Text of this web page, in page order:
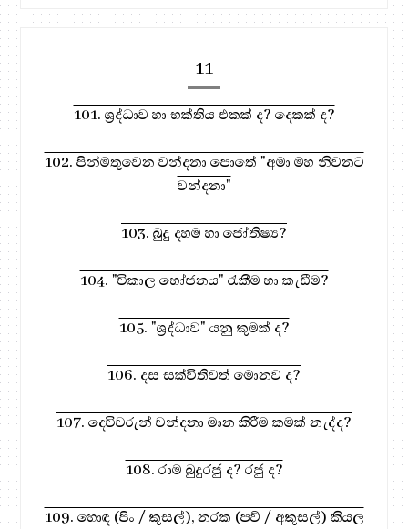
11
101. ශ්‍රද්ධාව හා භක්තිය එකක් ද? දෙකක් ද?
102. පින්මතුවෙන වන්දනා පොතේ "අමා මහ නිවනට
වන්දනා"
103. බුදු දහම හා ජෝතිෂ්‍ය?
104. "විකාල භෝජනය" රැකීම හා කැඩීම?
105. "ශ්‍රද්ධාව" යනු කුමක් ද?
106. දස සක්විතිවත් මොනව ද?
107. දෙවිවරුන් වන්දනා මාන කිරීම කමක් නැද්ද?
108. රාම බුදුරජු ද? රජු ද?
109. හොඳ (පිං / කුසල්), නරක (පව් / අකුසල්) කියල